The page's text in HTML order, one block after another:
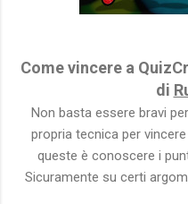
Come vincere a
di
Non basta essere bravi
propria tecnica per
queste è conoscere i
Sicuramente su certi